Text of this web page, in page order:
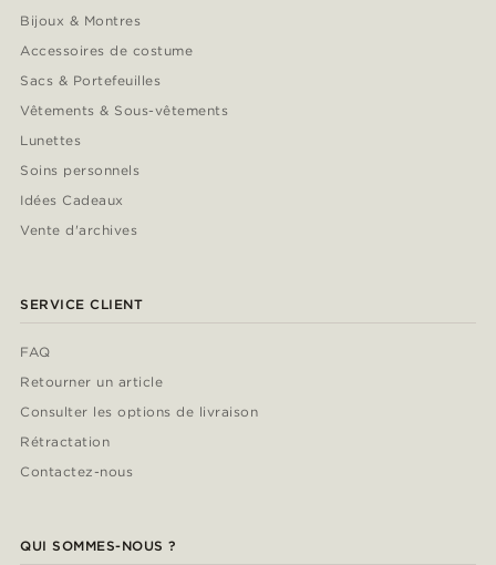
Bijoux & Montres
Accessoires de costume
Sacs & Portefeuilles
Vêtements & Sous-vêtements
Lunettes
Soins personnels
Idées Cadeaux
Vente d'archives
SERVICE CLIENT
FAQ
Retourner un article
Consulter les options de livraison
Rétractation
Contactez-nous
QUI SOMMES-NOUS ?